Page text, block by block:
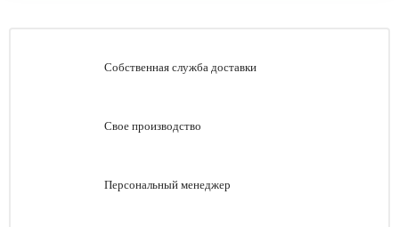
Собственная служба доставки
Свое производство
Персональный менеджер